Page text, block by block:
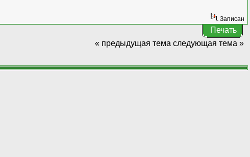
Записан
Печать
« предыдущая тема следующая тема »